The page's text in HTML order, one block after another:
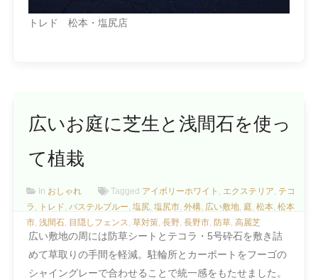
トレド 松本・塩尻店
広いお庭に芝生と浅間石を使っ
て植栽
In おしゃれ Tagged アイボリーホワイト , エクステリア, テコ
ラ , トレド, パステルブルー, 塩尻, 塩尻市, 外構, 広い敷地, 庭, 松本, 松本
市, 浅間石, 目隠しフェンス, 草対策, 長野, 長野市, 防草, 高麗芝
広い敷地の周には防草シートとテコラ・5号砕石を敷き詰
めて草取りの手間を軽減。駐輪所とカーポートをフーゴの
シャイングレーで合わせることで統一感をもたせました。